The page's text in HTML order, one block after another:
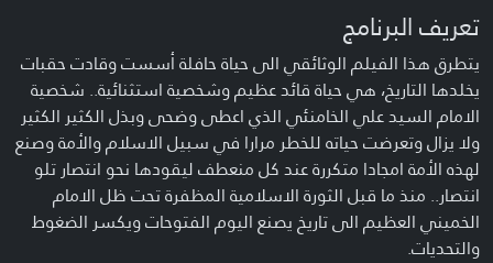
تعريف البرنامج
يتطرق هذا الفيلم الوثائقي الى حياة حافلة أسست وقادت حقبات
يخلدها التاريخ، هي حياة قائد عظيم وشخصية استثنائية.. شخصية
الامام السيد علي الخامنئي الذي اعطى وضحى وبذل الكثير الكثير
ولا يزال وتعرضت حياته للخطر مرارا في سبيل الاسلام والأمة وصنع
لهذه الأمة امجادا متكررة عند كل منعطف ليقودها نحو انتصار تلو
انتصار.. منذ ما قبل الثورة الاسلامية المظفرة تحت ظل الامام
الخميني العظيم الى تاريخ يصنع اليوم الفتوحات ويكسر الضغوط
والتحديات.